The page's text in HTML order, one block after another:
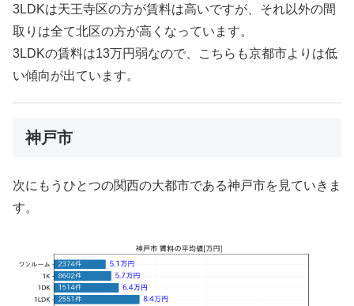
3LDKは天王寺区の方が賃料は高いですが、それ以外の間
取りは全て北区の方が高くなっています。
3LDKの賃料は13万円弱なので、こちらも京都市よりは低
い傾向が出ています。
神戸市
次にもうひとつの関西の大都市である神戸市を見ていきま
す。